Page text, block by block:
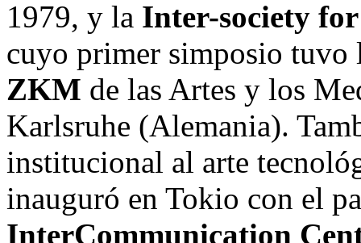
1979, y la Inter-society
cuyo primer simposio tuvo
ZKM de las Artes y los
Karlsruhe (Alemania).
institucional al arte
inauguró en Tokio con el
InterCommunication